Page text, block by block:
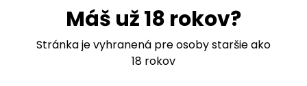
Dostupná
Ingrid (44)
Bratislava - Staré Mesto
Máš už 18 rokov?
Stránka je vyhranená pre osoby staršie ako
18 rokov